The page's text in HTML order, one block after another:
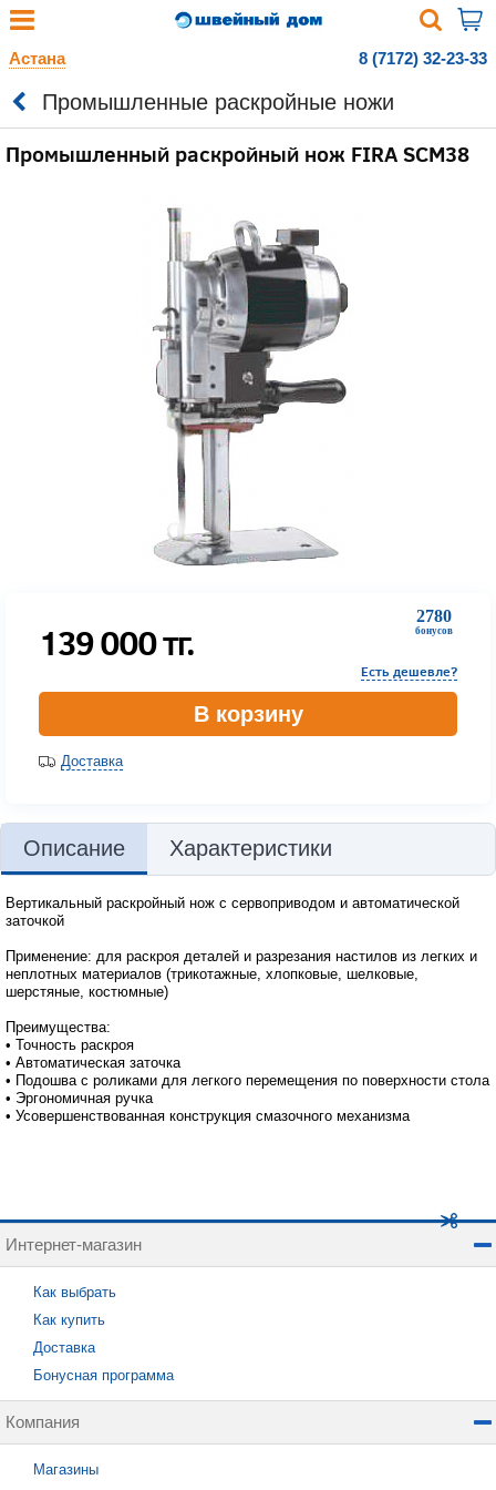
Астана 8 (7172) 32-23-33
Промышленные раскройные ножи
Промышленный раскройный нож FIRA SCM38
2780
бонусов
139 000тг.
Есть дешевле?
В корзину
Доставка
Описание Характеристики
Вертикальный раскройный нож с сервоприводом и автоматической
заточкой
Применение: для раскроя деталей и разрезания настилов из легких и
неплотных материалов (трикотажные, хлопковые, шелковые,
шерстяные, костюмные)
Преимущества:
• Точность раскроя
• Автоматическая заточка
• Подошва с роликами для легкого перемещения по поверхности стола
• Эргономичная ручка
• Усовершенствованная конструкция смазочного механизма
Интернет-магазин
Как выбрать
Как купить
Доставка
Бонусная программа
Компания
Магазины